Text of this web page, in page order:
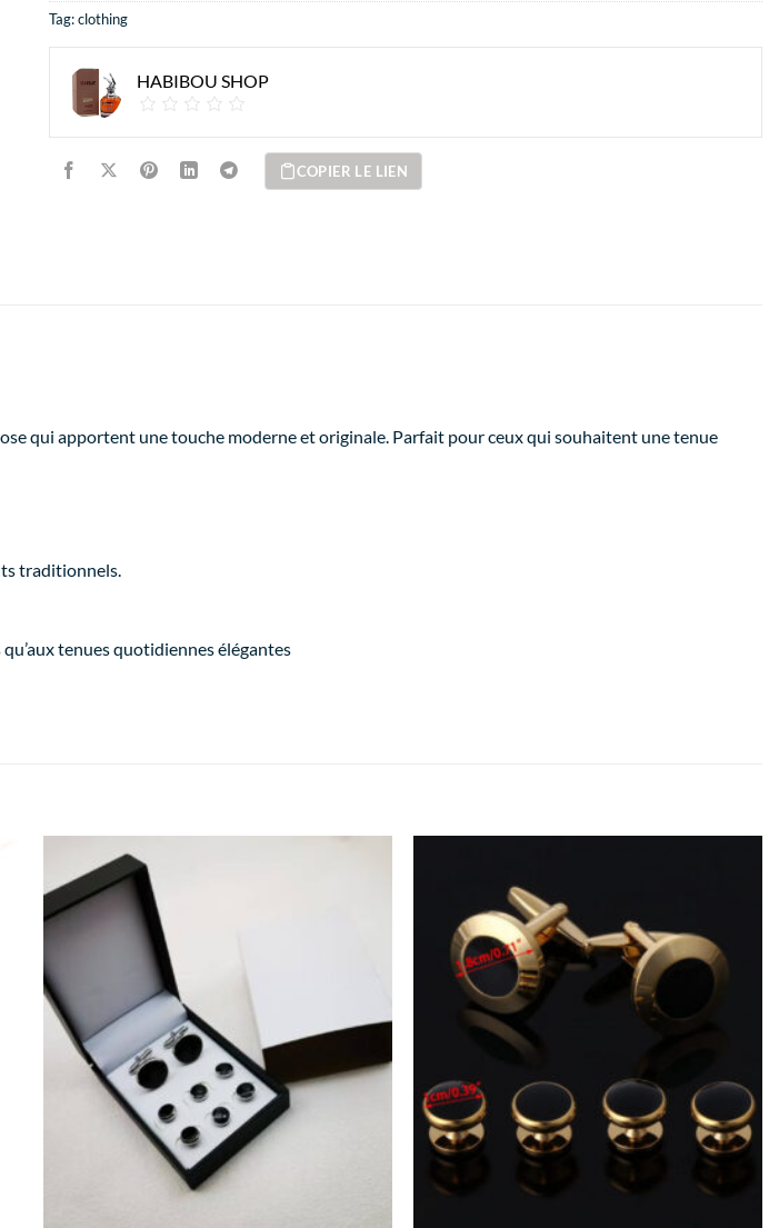
Tag:clothing
HABIBOU SHOP
COPIER LE LIEN
qui apportent une touche moderne et originale. Parfait pour ceux qui souhaitent une tenue
traditionnels.
tenues quotidiennes élégantes